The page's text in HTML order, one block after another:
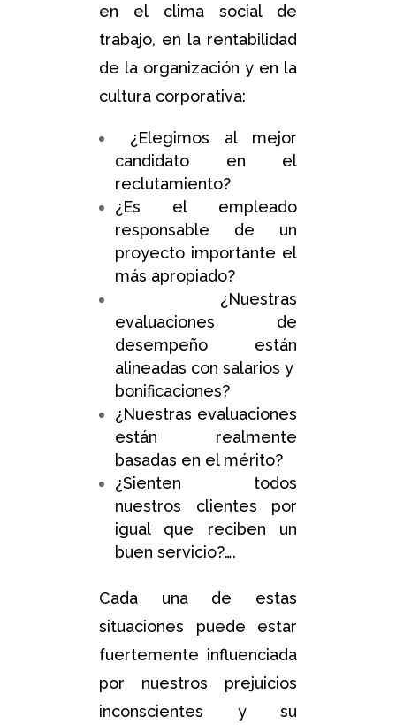
en el clima social de
trabajo, en la rentabilidad
de la organización y en la
cultura corporativa:
¿Elegimos al mejor
candidato en el
reclutamiento?
¿Es el empleado
responsable de un
proyecto importante el
más apropiado?
¿Nuestras
evaluaciones de
desempeño están
alineadas con salarios y
bonificaciones?
¿Nuestras evaluaciones
están realmente
basadas en el mérito?
¿Sienten todos
nuestros clientes por
igual que reciben un
buen servicio?….
Cada una de estas
situaciones puede estar
fuertemente influenciada
por nuestros prejuicios
inconscientes y su